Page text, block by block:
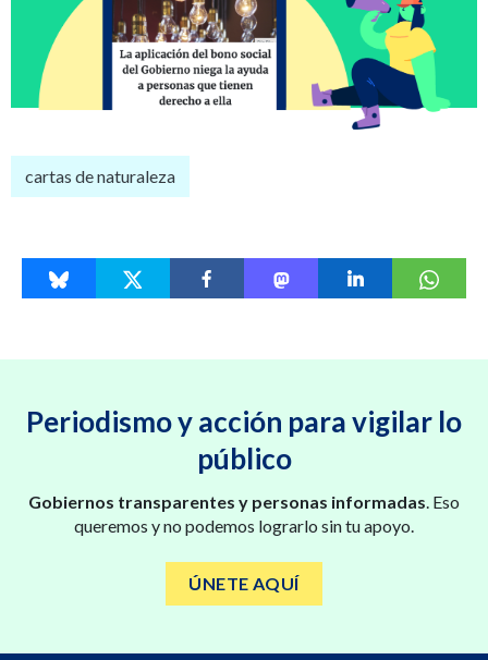
cartas de naturaleza
Periodismo y acción para vigilar lo
público
Gobiernos transparentes y personas informadas . Eso
queremos y no podemos lograrlo sin tu apoyo.
ÚNETE AQUÍ